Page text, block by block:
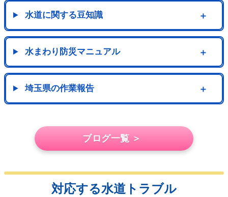
水道に関する豆知識 ＋
水まわり防災マニュアル ＋
埼玉県の作業報告 ＋
ブログ一覧 ＞
対応する水道トラブル